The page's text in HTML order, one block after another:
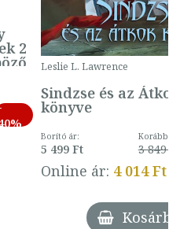
2
Leslie L. Lawrence
Sindzse és az Átkok
könyve
Borító ár:
5 499 Ft
Korábbi
3 849 Ft
Online ár: 4 014 Ft
Kosárba